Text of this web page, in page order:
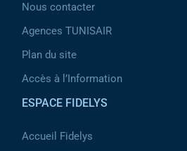
Nous contacter
Agences TUNISAIR
Plan du site
Accès à l’Information
ESPACE FIDELYS
Accueil Fidelys